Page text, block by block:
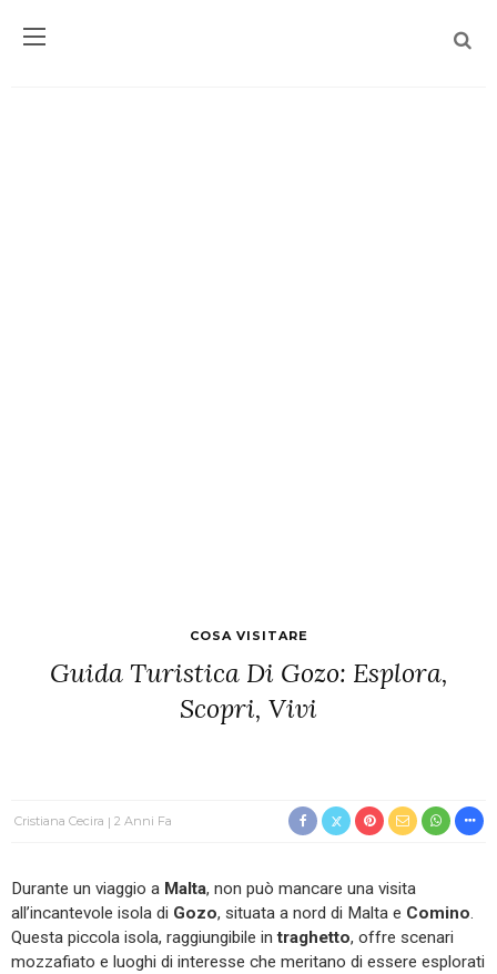
COSA VISITARE
Guida Turistica Di Gozo: Esplora,
Scopri, Vivi
Cristiana Cecira 2 Anni Fa
Durante un viaggio a Malta, non può mancare una visita
all’incantevole isola di Gozo, situata a nord di Malta e Comino.
Questa piccola isola, raggiungibile intraghetto, offre scenari
mozzafiato e luoghi di interesse che meritano di essere esplorati